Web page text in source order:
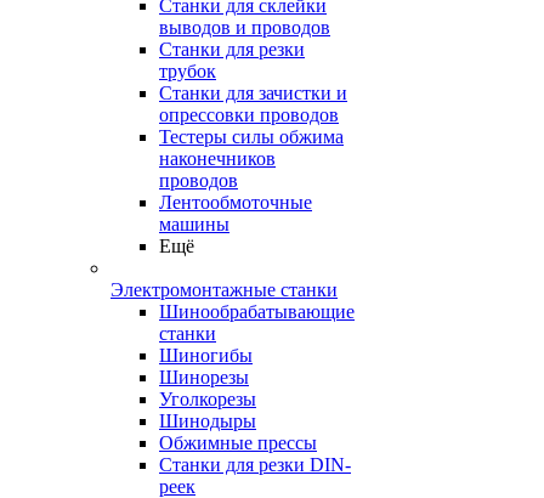
Станки для склейки
выводов и проводов
Станки для резки
трубок
Станки для зачистки и
опрессовки проводов
Тестеры силы обжима
наконечников
проводов
Лентообмоточные
машины
Ещё
Электромонтажные станки
Шинообрабатывающие
станки
Шиногибы
Шинорезы
Уголкорезы
Шинодыры
Обжимные прессы
Станки для резки DIN-
реек